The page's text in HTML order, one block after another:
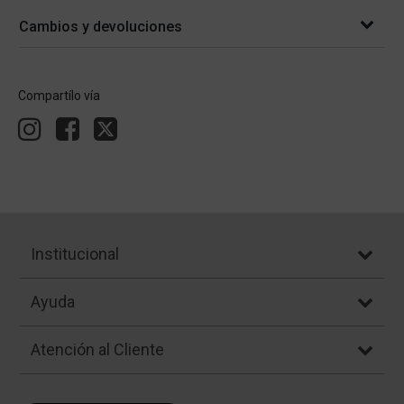
Cambios y devoluciones
Compartílo vía
Institucional
Ayuda
Atención al Cliente